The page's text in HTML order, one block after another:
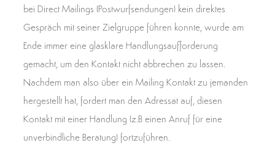
bei Direct Mailings (Postwurfsendungen) kein direktes
Gespräch mit seiner Zielgruppe führen konnte, wurde am
Ende immer eine glasklare Handlungsaufforderung
gemacht, um den Kontakt nicht abbrechen zu lassen.
Nachdem man also über ein Mailing Kontakt zu jemanden
hergestellt hat, fordert man den Adressat auf, diesen
Kontakt mit einer Handlung (z.B einen Anruf für eine
unverbindliche Beratung) fortzuführen.